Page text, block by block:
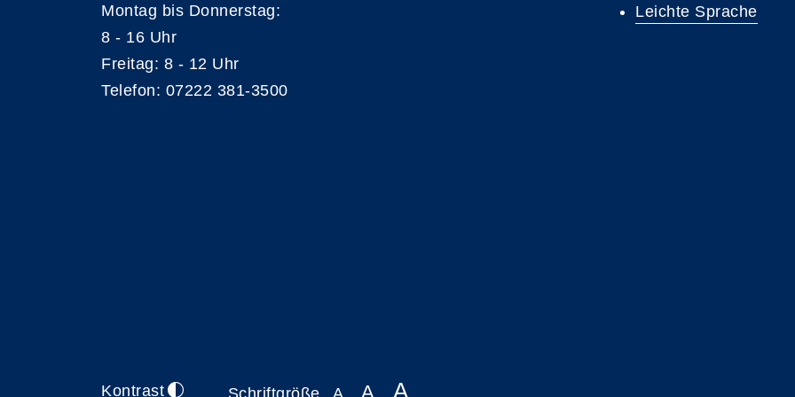
Montag bis Donnerstag:
8 - 16 Uhr
Freitag: 8 - 12 Uhr
Telefon: 07222 381-3500
Leichte Sprache
Kontrast Schriftgröße A A A